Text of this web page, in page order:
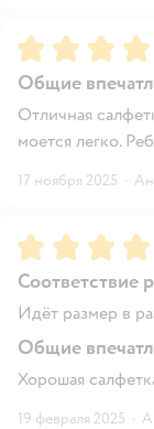
Рейтинг:5
Общие
Отличная
моется легко.
17 ноября 2025 ·
Рейтинг:5
Соответствие
Идёт размер в
Общие
Хорошая
19 февраля 2025 ·